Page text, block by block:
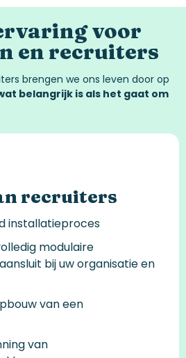
voor
enrecruiters
brengen we ons leven door op
belangrijk is als het gaat om
recruiters
installatieproces
modulaire
bij uw organisatie en
van een
van